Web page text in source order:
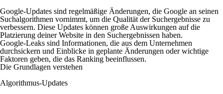
Google-Updates sind regelmäßige Änderungen, die Google an seinen
Suchalgorithmen vornimmt, um die Qualität der Suchergebnisse zu
verbessern. Diese Updates können große Auswirkungen auf die
Platzierung deiner Website in den Suchergebnissen haben.
Google-Leaks sind Informationen, die aus dem Unternehmen
durchsickern und Einblicke in geplante Änderungen oder wichtige
Faktoren geben, die das Ranking beeinflussen.
Die Grundlagen verstehen
Algorithmus-Updates